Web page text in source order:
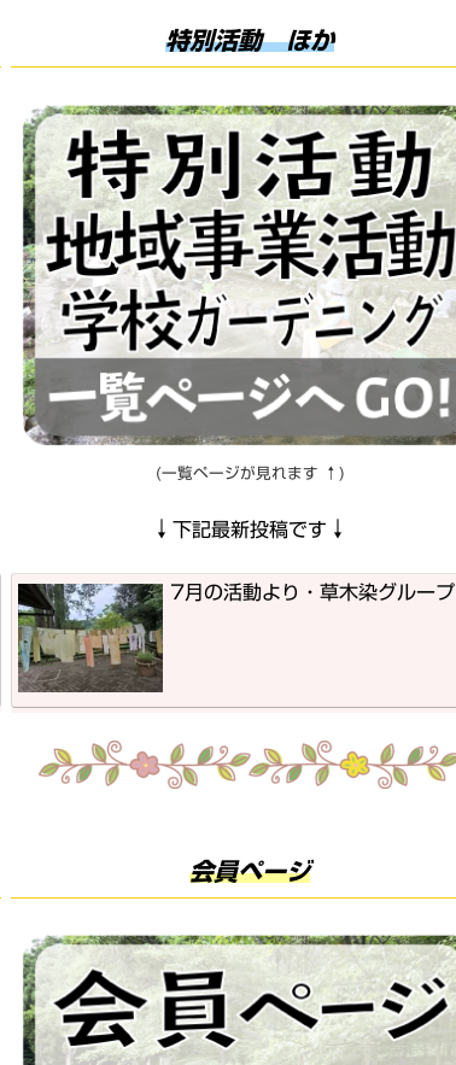
特別活動 ほか
(一覧ページが見れます ↑)
↓ 下記最新投稿です ↓
7月の活動より・草木染グループ
会員ページ